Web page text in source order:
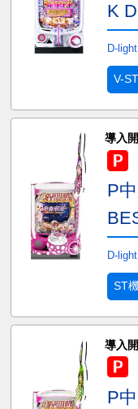
K
D-
V-
導入
P
D-
ST
導入
P